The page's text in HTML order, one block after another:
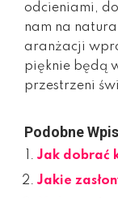
odcieniami,
nam na
aranżacji
pięknie będą
przestrzeni
Podobne
Jak dobrać
Jakie